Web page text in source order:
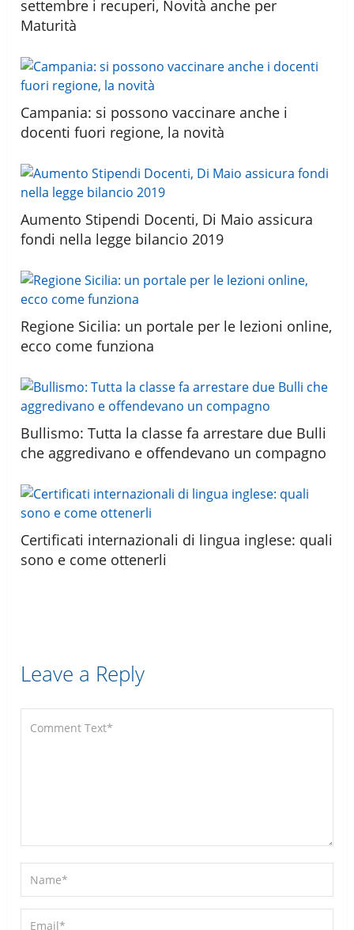
settembre i recuperi, Novità anche per
Maturità
Campania: si possono vaccinare anche i
docenti fuori regione, la novità
Aumento Stipendi Docenti, Di Maio assicura
fondi nella legge bilancio 2019
Regione Sicilia: un portale per le lezioni online,
ecco come funziona
Bullismo: Tutta la classe fa arrestare due Bulli
che aggredivano e offendevano un compagno
Certificati internazionali di lingua inglese: quali
sono e come ottenerli
Leave a Reply